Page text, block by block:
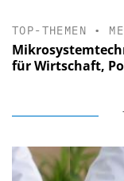
TOP-THEMEN •
für Wirtschaft,